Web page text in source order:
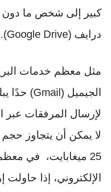
كبير إلى شخص ما
درايف (Google Drive).
مثل معظم خدمات
لإرسال المرفقات عبر
لا يمكن أن يتجاوز حجم
25 ميغابايت، في
الإلكتروني، إذا